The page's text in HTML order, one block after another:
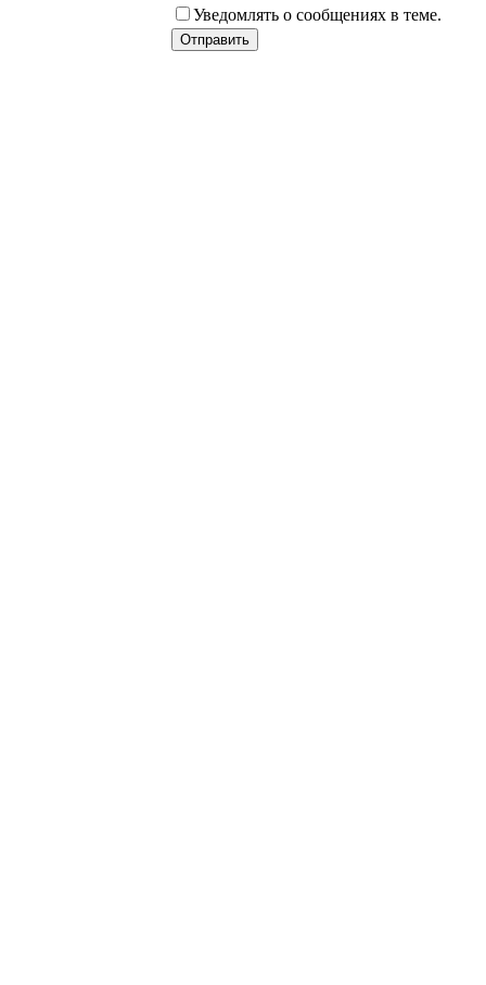
Уведомлять о сообщениях в теме.